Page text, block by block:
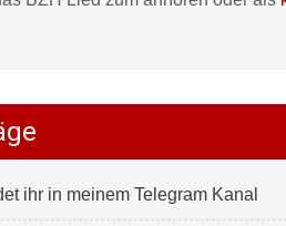
ihr in meinem Telegram Kanal